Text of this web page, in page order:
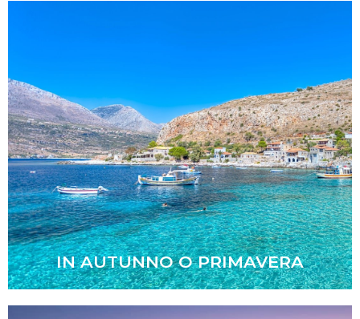
IN AUTUNNO O PRIMAVERA
Un viaggio pieno di sorpese
Scopri di piú